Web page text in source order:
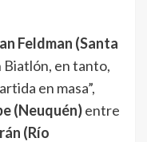
Feldman (Santa
Biatlón, en tanto,
en masa”,
(Neuquén)entre
(Río